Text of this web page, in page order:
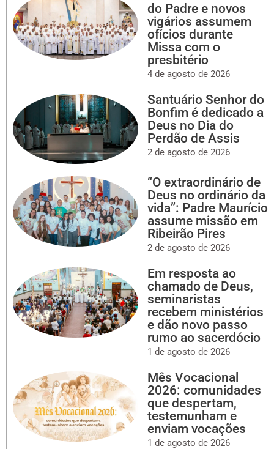
do Padre e novos
vigários assumem
ofícios durante
Missa com o
presbitério
4 de agosto de 2026
Santuário Senhor do
Bonfim é dedicado a
Deus no Dia do
Perdão de Assis
2 de agosto de 2026
“O extraordinário de
Deus no ordinário da
vida”: Padre Maurício
assume missão em
Ribeirão Pires
2 de agosto de 2026
Em resposta ao
chamado de Deus,
seminaristas
recebem ministérios
e dão novo passo
rumo ao sacerdócio
1 de agosto de 2026
Mês Vocacional
2026: comunidades
que despertam,
testemunham e
enviam vocações
1 de agosto de 2026